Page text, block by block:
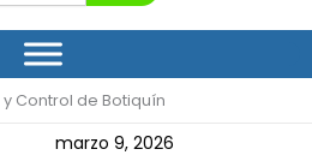
Control de Botiquín
marzo 9, 2026